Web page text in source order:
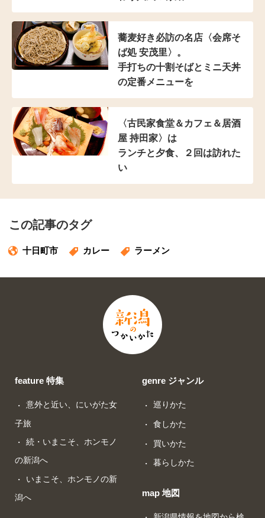
蕎麦好き必訪の名店 〈会席そ
ば処 安茂里〉。
手打ちの十割そばと ミニ天丼
の定番メニューを
〈古民家食堂＆カフェ ＆居酒
屋 持田家〉は
ランチと夕食、２回は訪れた
い
この記事のタグ
十日町市 カレー ラーメン
feature 特集
意外と近い、にいがた女
子旅
続・いまこそ、ホンモノ
の新潟へ
いまこそ、ホンモノの新
潟へ
genre ジャンル
巡りかた
食しかた
買いかた
暮らしかた
map 地図